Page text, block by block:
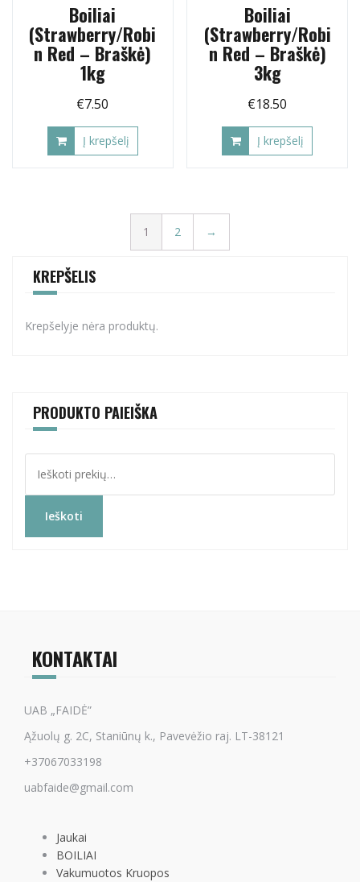
Boiliai
(Strawberry/Robi
n Red – Braškė)
1kg
€7.50
Į krepšelį
Boiliai
(Strawberry/Robi
n Red – Braškė)
3kg
€18.50
Į krepšelį
1 2 →
KREPŠELIS
Krepšelyje nėra produktų.
PRODUKTO PAIEIŠKA
Ieškoti
KONTAKTAI
UAB „FAIDĖ”
Ąžuolų g. 2C, Staniūnų k., Pavevėžio raj. LT-38121
+37067033198
uabfaide@gmail.com
Jaukai
BOILIAI
Vakumuotos Kruopos